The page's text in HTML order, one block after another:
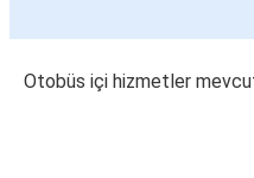
Otobüs içi hizmetler mevcut